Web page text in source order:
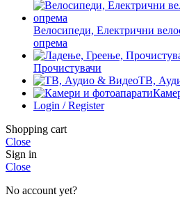
Велосипеди, Електрични
опрема
Прочистувачи
ТВ,
Login / Register
Shopping cart
Close
Sign in
Close
No account yet?